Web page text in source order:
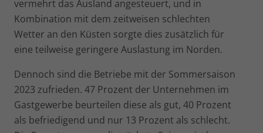
vermehrt das Ausland angesteuert, und in
Kombination mit dem zeitweisen schlechten
Wetter an den Küsten sorgte dies zusätzlich für
eine teilweise geringere Auslastung im Norden.
Dennoch sind die Betriebe mit der Sommersaison
2023 zufrieden. 47 Prozent der Unternehmen im
Gastgewerbe beurteilen diese als gut, 40 Prozent
als befriedigend und nur 13 Prozent als schlecht.